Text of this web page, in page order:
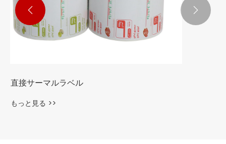
入り口のチケット
もっと見る >>
 